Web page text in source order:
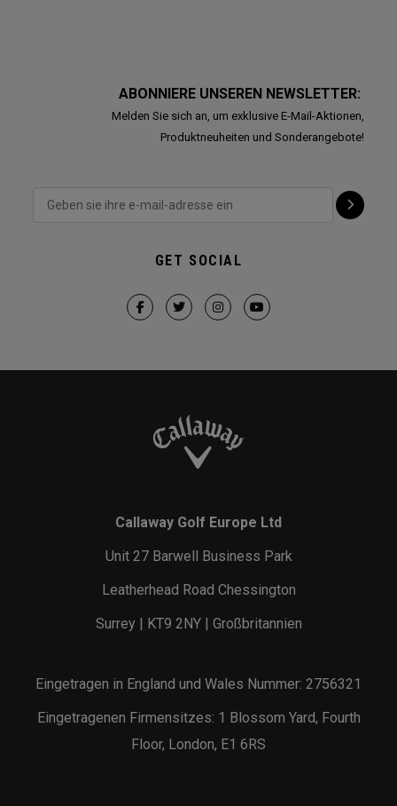
ABONNIERE UNSEREN NEWSLETTER:
Melden Sie sich an, um exklusive E-Mail-Aktionen,
Produktneuheiten und Sonderangebote!
GET SOCIAL
Callaway Golf Europe Ltd
Unit 27 Barwell Business Park
Leatherhead Road Chessington
Surrey | KT9 2NY | Großbritannien
Eingetragen in England und Wales Nummer: 2756321
Eingetragenen Firmensitzes: 1 Blossom Yard, Fourth
Floor, London, E1 6RS